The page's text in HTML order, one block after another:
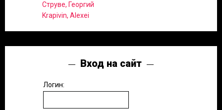
Струве, Георгий
Krapivin, Alexei
Вход на сайт
Логин: